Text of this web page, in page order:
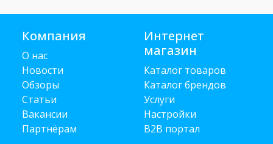
Компания
О нас
Новости
Обзоры
Статьи
Вакансии
Партнёрам
Интернет
магазин
Каталог товаров
Каталог брендов
Услуги
Настройки
B2B портал